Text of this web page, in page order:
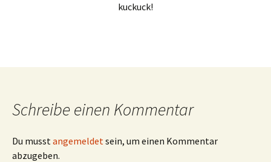
kuckuck!
Schreibe einen Kommentar
Du musstangemeldetsein, um einen Kommentar
abzugeben.